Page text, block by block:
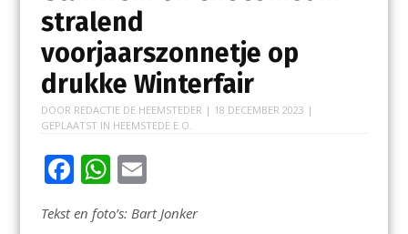
stralend
voorjaarszonnetje op
drukke Winterfair
DOOR REDACTIE DE HEEMSTEDER | 18 DECEMBER 2023 |
GEPLAATST IN HEEMSTEDE E.O.
F
ac
W E
Tekst en foto’s: Bart Jonker